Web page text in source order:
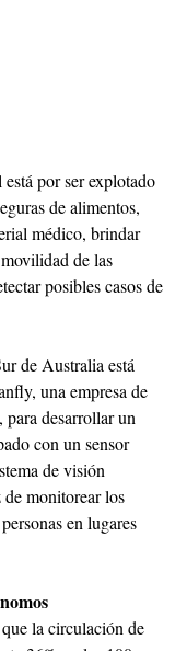
por ser explotado
de alimentos,
médico, brindar
de las
posibles casos de
de Australia está
una empresa de
desarrollar un
con un sensor
de visión
monitorear los
en lugares
la circulación de